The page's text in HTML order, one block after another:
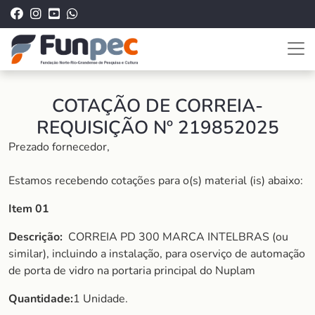
COTAÇÃO DE CORREIA-
REQUISIÇÃO Nº 219852025
Prezado fornecedor,
Estamos recebendo cotações para o(s) material (is) abaixo:
Item 01
Descrição: CORREIA PD 300 MARCA INTELBRAS (ou
similar), incluindo a instalação, para oserviço de automação
de porta de vidro na portaria principal do Nuplam
Quantidade:1 Unidade.